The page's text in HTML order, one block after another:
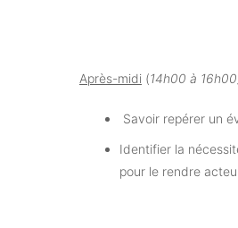
Après-midi (14h00 à
Savoir repérer un
Identifier la
pour le rendre